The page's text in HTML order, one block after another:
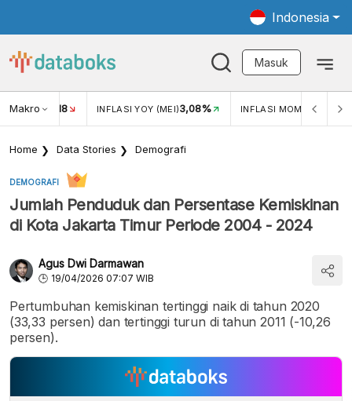
Indonesia
Masuk
Makro
USD/IDR 18 INFLASI YOY (MEI)3,08% INFLASI MOM (MEI)
Home Data Stories Demografi
DEMOGRAFI
Jumlah Penduduk dan Persentase Kemiskinan
di Kota Jakarta Timur Periode 2004 - 2024
Agus Dwi Darmawan
19/04/2026 07:07 WIB
Pertumbuhan kemiskinan tertinggi naik di tahun 2020
(33,33 persen) dan tertinggi turun di tahun 2011 (-10,26
persen).